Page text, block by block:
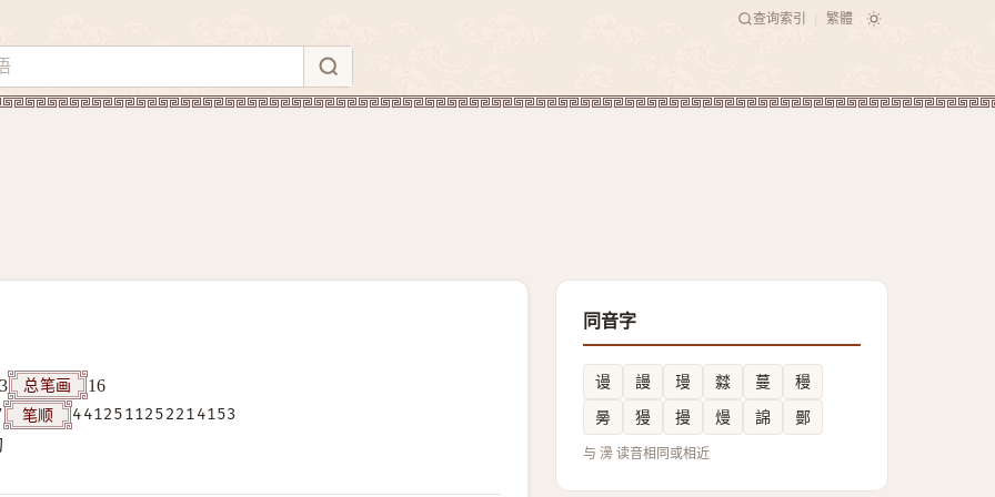
查询索引 繁體
3 总笔画
16
笔顺
4412511252214153
同音字
谩 謾 㻴 㵘 蔓
䅼
㬅
獌 摱 熳 䛲 鄤
与 澷 读音相同或相近